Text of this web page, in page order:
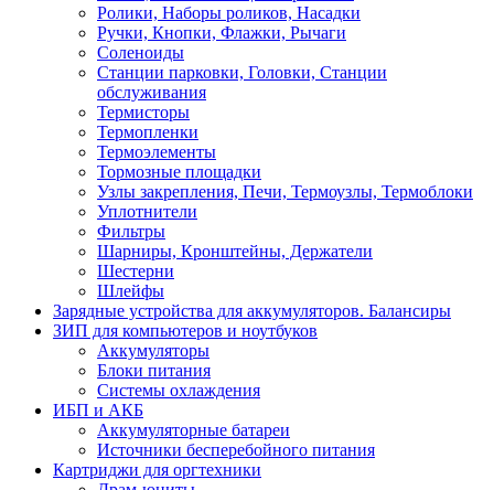
Ролики, Наборы роликов, Насадки
Ручки, Кнопки, Флажки, Рычаги
Соленоиды
Станции парковки, Головки, Станции
обслуживания
Термисторы
Термопленки
Термоэлементы
Тормозные площадки
Узлы закрепления, Печи, Термоузлы, Термоблоки
Уплотнители
Фильтры
Шарниры, Кронштейны, Держатели
Шестерни
Шлейфы
Зарядные устройства для аккумуляторов. Балансиры
ЗИП для компьютеров и ноутбуков
Аккумуляторы
Блоки питания
Системы охлаждения
ИБП и АКБ
Аккумуляторные батареи
Источники бесперебойного питания
Картриджи для оргтехники